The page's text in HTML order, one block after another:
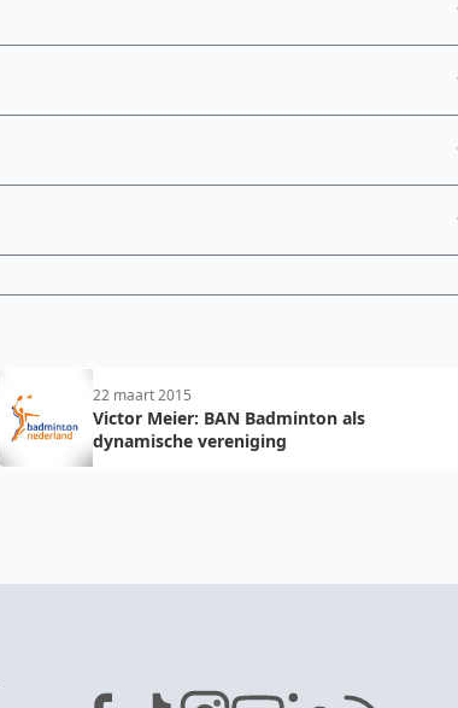
22 maart 2015
Victor Meier: BAN Badminton als
dynamische vereniging